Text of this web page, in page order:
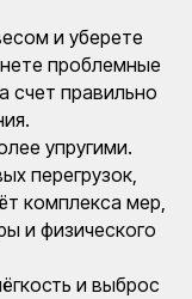
и уберете
проблемные
счет правильно
упругими.
перегрузок,
комплекса мер,
и физического
и выброс